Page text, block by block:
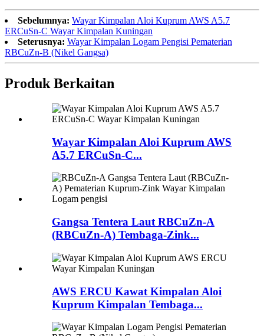
Sebelumnya: Wayar Kimpalan Aloi Kuprum AWS A5.7
ERCuSn-C Wayar Kimpalan Kuningan
Seterusnya: Wayar Kimpalan Logam Pengisi Pematerian
RBCuZn-B (Nikel Gangsa)
Produk Berkaitan
Wayar Kimpalan Aloi Kuprum AWS
A5.7 ERCuSn-C...
Gangsa Tentera Laut RBCuZn-A
(RBCuZn-A) Tembaga-Zink...
AWS ERCU Kawat Kimpalan Aloi
Kuprum Kimpalan Tembaga...